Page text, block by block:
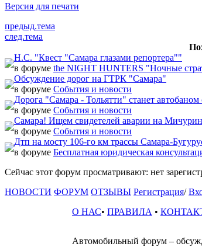
Версия для печати
предыд.тема
след.тема
Н.С. "Квест "Самара глазами репортера""
в форуме the NIGHT HUNTERS "Ночные
Обсуждение дорог на ГТРК "Самара"
в форуме События и новости
Дорога "Самара - Тольятти" станет
в форуме События и новости
Самара! Ищем свидетелей аварии на
в форуме События и новости
Дтп на мосту 106-го км трассы Самара-
в форуме Бесплатная юридическая
Сейчас этот форум просматривают: нет
НОВОСТИ ФОРУМ ОТЗЫВЫ Регистрация/
О НАС• ПРАВИЛА •
Автомобильный форум –